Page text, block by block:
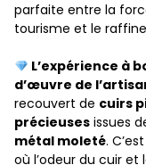
parfaite entre la
tourisme et le
L’expérience à
d’œuvre de
recouvert de cuirs
précieuses issues
métal moleté.
où l’odeur du cuir